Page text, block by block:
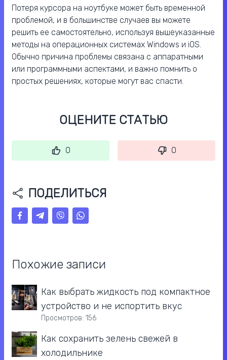
Потеря курсора на ноутбуке может быть временной
проблемой, и в большинстве случаев вы можете
решить ее самостоятельно, используя вышеуказанные
методы на операционных системах Windows и iOS.
Обычно причина проблемы связана с аппаратными
или программными аспектами, и важно помнить о
простых решениях, которые могут вас спасти.
ОЦЕНИТЕ СТАТЬЮ
0 0
ПОДЕЛИТЬСЯ
Похожие записи
Как выбрать жидкость под компактное
устройство и не испортить вкус
Просмотров: 156
Как сохранить зелень свежей в
холодильнике